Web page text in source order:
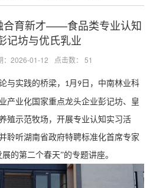
合育新才——食品类专业认知
记坊与优氏乳业
：2026-01-12 点击数： 51
与实践的桥梁， 1月 9 日 ， 中南林业科
产业化国家重点龙头企业彭记坊、皇
殖示范牧场， 开展专业认知实习活
聆听湖南省政府特聘标准化首席专家
的第二个春天”的专题讲座。